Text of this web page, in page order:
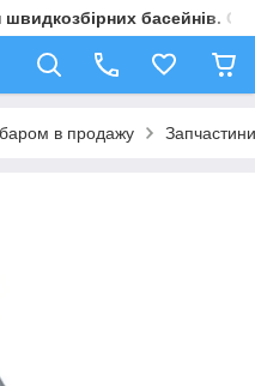
басейнів.
в продажу